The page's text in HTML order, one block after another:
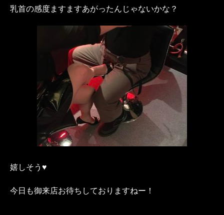
乳首の感度ますますあがったんじゃないかな？
嬉しそう♥
今日も御来店お待ちしておりますねー！